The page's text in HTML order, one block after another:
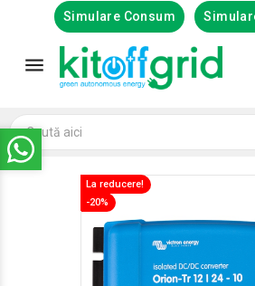
Simulare Consum

La reducere!
-20%
La reducere!
-20%